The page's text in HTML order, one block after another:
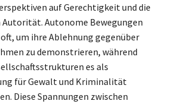
auf Gerechtigkeit und die
Autorität. Autonome Bewegungen
um ihre Ablehnung gegenüber
zu demonstrieren, während
es als
für Gewalt und Kriminalität
Diese Spannungen zwischen